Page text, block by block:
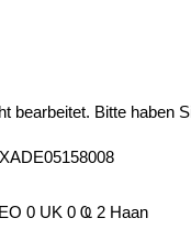
bearbeitet. Bitte haben
XADE05158008
0 UK 0 Ҩ 2 Haan